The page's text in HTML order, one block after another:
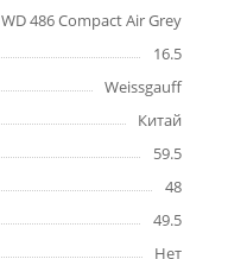
WD 486 Compact Air Grey
16.5
Weissgauff
Китай
59.5
48
49.5
Нет